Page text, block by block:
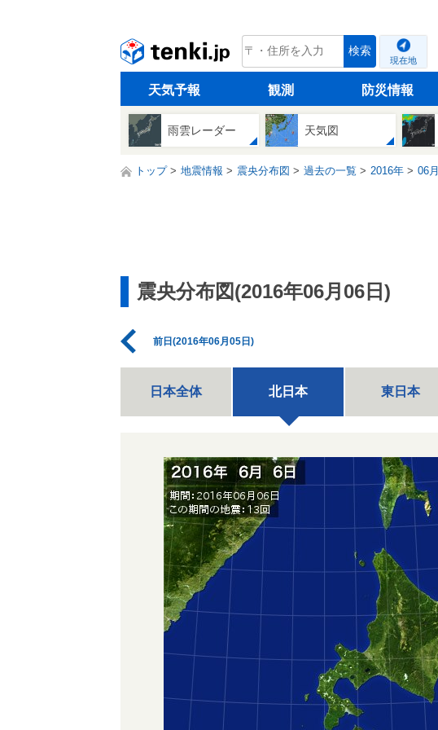
tenki.jp 検索
現在地
天気予報 観測 防災情報
雨雲レーダー 天気図
トップ 地震情報 震央分布図 過去の一覧 2016年 06月
震央分布図(2016年06月06日)
前日(2016年06月05日)
日本全体 北日本 東日本